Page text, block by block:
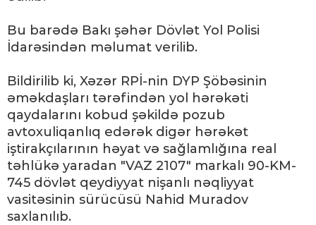
Bu barədə Bakı şəhər Dövlət Yol Polisi
İdarəsindən məlumat verilib.
Bildirilib ki, Xəzər RPİ-nin DYP Şöbəsinin
əməkdaşları tərəfindən yol hərəkəti
qaydalarını kobud şəkildə pozub
avtoxuliqanlıq edərək digər hərəkət
iştirakçılarının həyat və sağlamlığına real
təhlükə yaradan "VAZ 2107" markalı 90-KM-
745 dövlət qeydiyyat nişanlı nəqliyyat
vasitəsinin sürücüsü Nahid Muradov
saxlanılıb.